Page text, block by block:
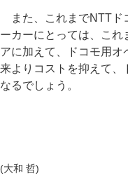
また、これまでNTTド
ーカーにとっては、これ
アに加えて、ドコモ用オ
来よりコストを抑えて、
なるでしょう。
(大和 哲)